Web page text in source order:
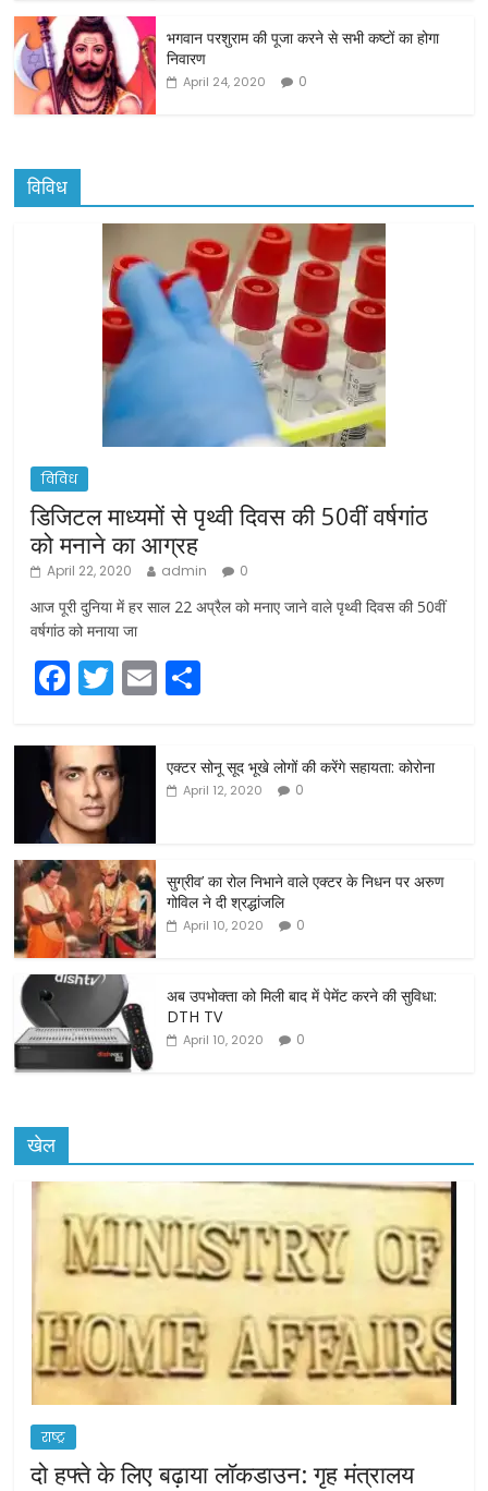
भगवान परशुराम की पूजा करने से सभी कष्टों का होगा
निवारण
April 24, 2020 0
विविध
विविध
डिजिटल माध्यमों से पृथ्वी दिवस की 50वीं वर्षगांठ
को मनाने का आग्रह
April 22, 2020 admin 0
आज पूरी दुनिया में हर साल 22 अप्रैल को मनाए जाने वाले पृथ्वी दिवस की 50वीं
वर्षगांठ को मनाया जा
F
a
c
e
b
o
o
k
T
w
itt
er
E
m
ar
e
एक्टर सोनू सूद भूखे लोगों की करेंगे सहायता: कोरोना
April 12, 2020 0
सुग्रीव’ का रोल निभाने वाले एक्टर के निधन पर अरुण
गोविल ने दी श्रद्धांजलि
April 10, 2020 0
अब उपभोक्ता को मिली बाद में पेमेंट करने की सुविधा:
DTH TV
April 10, 2020 0
खेल
राष्ट्र
दो हफ्ते के लिए बढ़ाया लॉकडाउन: गृह मंत्रालय